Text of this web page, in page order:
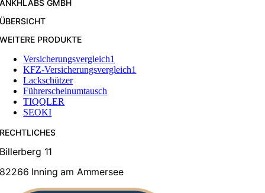
ANKHLABS GMBH
ÜBERSICHT
WEITERE PRODUKTE
Versicherungsvergleich1
KFZ-Versicherungsvergleich1
Lackschützer
Führerscheinumtausch
TIQQLER
SEOKI
RECHTLICHES
Billerberg 11
82266 Inning am Ammersee